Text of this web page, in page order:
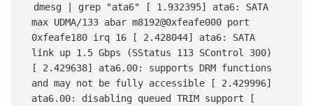
dmesg | grep "ata6" [ 1.932395] ata6: SATA
max UDMA/133 abar m8192@0xfeafe000 port
0xfeafe180 irq 16 [ 2.428044] ata6: SATA
link up 1.5 Gbps (SStatus 113 SControl 300)
[ 2.429638] ata6.00: supports DRM functions
and may not be fully accessible [ 2.429996]
ata6.00: disabling queued TRIM support [